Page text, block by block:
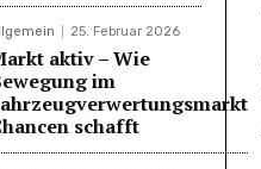
25. Februar 2026
aktiv – Wie
im
schafft